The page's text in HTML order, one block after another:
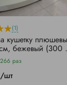
(1)
кушетку
бежевый (300
раз
шт